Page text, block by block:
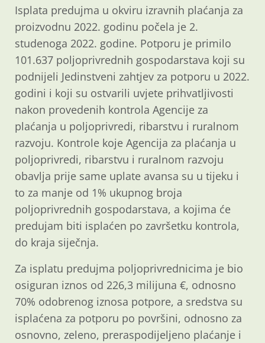
Isplata predujma u okviru izravnih plaćanja za
proizvodnu 2022. godinu počela je 2.
studenoga 2022. godine. Potporu je primilo
101.637 poljoprivrednih gospodarstava koji su
podnijeli Jedinstveni zahtjev za potporu u 2022.
godini i koji su ostvarili uvjete prihvatljivosti
nakon provedenih kontrola Agencije za
plaćanja u poljoprivredi, ribarstvu i ruralnom
razvoju. Kontrole koje Agencija za plaćanja u
poljoprivredi, ribarstvu i ruralnom razvoju
obavlja prije same uplate avansa su u tijeku i
to za manje od 1% ukupnog broja
poljoprivrednih gospodarstava, a kojima će
predujam biti isplaćen po završetku kontrola,
do kraja siječnja.
Za isplatu predujma poljoprivrednicima je bio
osiguran iznos od 226,3 milijuna €, odnosno
70% odobrenog iznosa potpore, a sredstva su
isplaćena za potporu po površini, odnosno za
osnovno, zeleno, preraspodijeljeno plaćanje i